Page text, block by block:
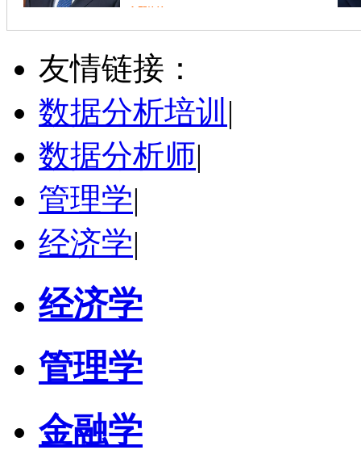
陈传红 武汉市
硕导
学校：中南民族大学
立即咨询
友情链接：
数据分析培训 |
数据分析师|
管理学|
经济学|
经济学
管理学
金融学